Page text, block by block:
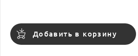
Добавить в корзину